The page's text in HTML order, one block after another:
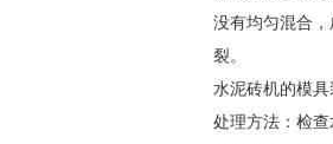
没有均匀混合
裂。
水泥砖机的模具
处理方法：检